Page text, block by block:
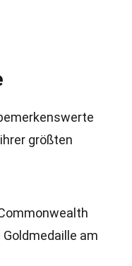
größten
am